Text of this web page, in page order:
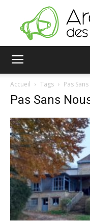
Accueil Tags Pas
Pas Sans